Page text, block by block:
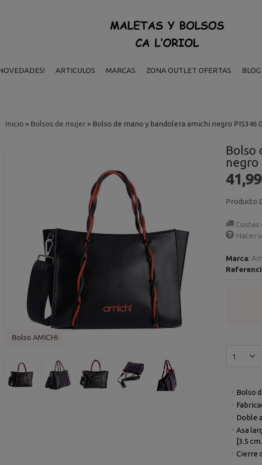
ARTICULOS MARCAS ZONA OUTLET OFERTAS BLOG
Inicio » Bolsos de mujer» Bolso de mano y bandolera amichi negro PI5346
Bolso AMICHI
Bolso
negro
Producto
Costes
Hacer
Marca:
Bolso
Doble
Asa
[3.5
Cierre